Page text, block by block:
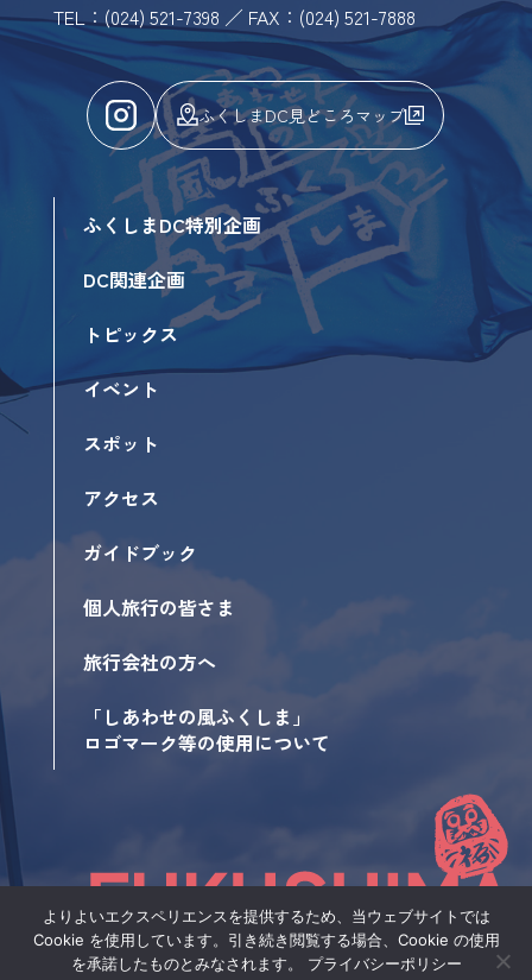
TEL：(024) 521-7398 ／ FAX：(024) 521-7888
ふくしまDC見どころマップ
ふくしまDC特別企画
DC関連企画
トピックス
イベント
スポット
アクセス
ガイドブック
個人旅行の皆さま
旅行会社の方へ
「しあわせの風ふくしま」
ロゴマーク等の使用について
サイトポリシー
よりよいエクスペリエンスを提供するため、当ウェブサイトでは
Cookie を使用しています。引き続き閲覧する場合、Cookie の使用
を承諾したものとみなされます。 プライバシーポリシー